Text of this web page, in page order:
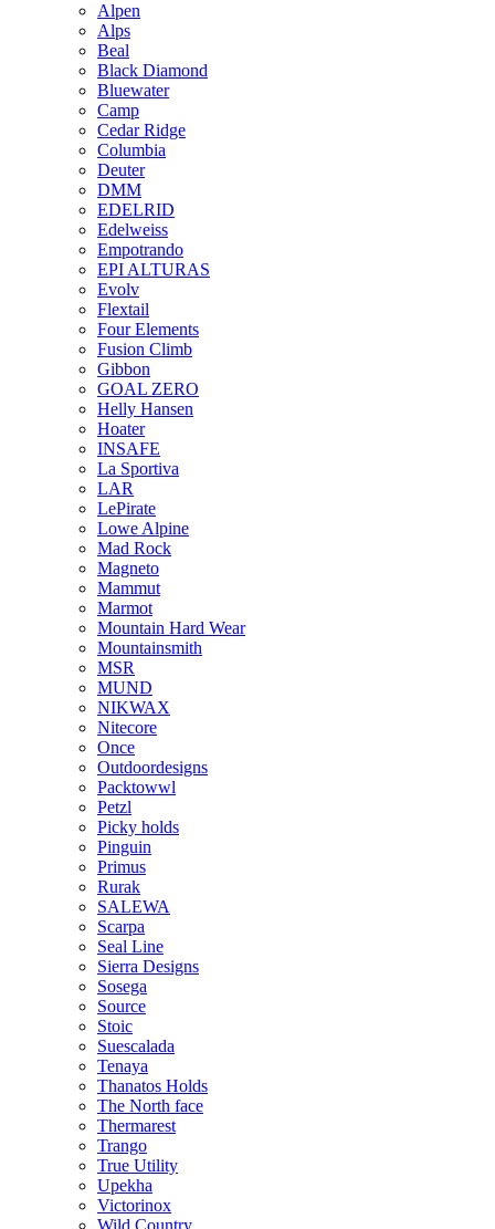
Alpen
Alps
Beal
Black Diamond
Bluewater
Camp
Cedar Ridge
Columbia
Deuter
DMM
EDELRID
Edelweiss
Empotrando
EPI ALTURAS
Evolv
Flextail
Four Elements
Fusion Climb
Gibbon
GOAL ZERO
Helly Hansen
Hoater
INSAFE
La Sportiva
LAR
LePirate
Lowe Alpine
Mad Rock
Magneto
Mammut
Marmot
Mountain Hard Wear
Mountainsmith
MSR
MUND
NIKWAX
Nitecore
Once
Outdoordesigns
Packtowwl
Petzl
Picky holds
Pinguin
Primus
Rurak
SALEWA
Scarpa
Seal Line
Sierra Designs
Sosega
Source
Stoic
Suescalada
Tenaya
Thanatos Holds
The North face
Thermarest
Trango
True Utility
Upekha
Victorinox